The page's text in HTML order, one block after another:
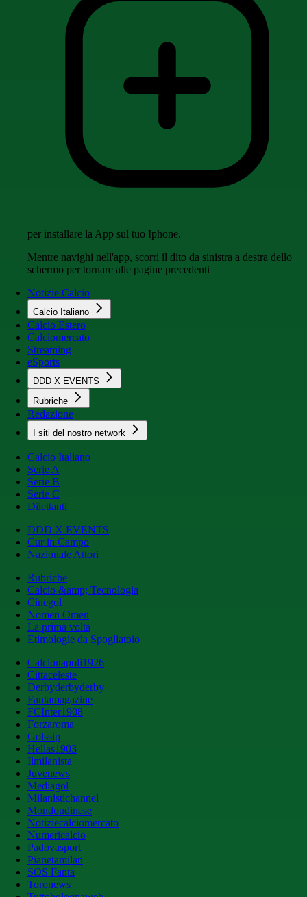
per installare la App sul tuo Iphone.
Mentre navighi nell'app, scorri il dito da sinistra a destra dello
schermo per tornare alle pagine precedenti
Notizie Calcio
Calcio Italiano
Calcio Estero
Calciomercato
Streaming
eSports
DDD X EVENTS
Rubriche
Redazione
I siti del nostro network
Calcio Italiano
Serie A
Serie B
Serie C
Dilettanti
DDD X EVENTS
Cur in Campo
Nazionale Attori
Rubriche
Calcio &amp; Tecnologia
Cinegol
Nomen Omen
La prima volta
Etimologie da Spogliatoio
Calcionapoli1926
Cittaceleste
Derbyderbyderby
Fantamagazine
FCInter1908
Forzaroma
Golssip
Hellas1903
Ilmilanista
Juvenews
Mediagol
Milanistichannel
Mondoudinese
Notiziecalciomercato
Numericalcio
Padovasport
Pianetamilan
SOS Fanta
Toronews